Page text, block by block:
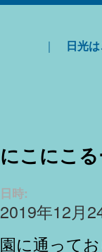
日光
にこにこ
日時:
2019年12月
園に通って